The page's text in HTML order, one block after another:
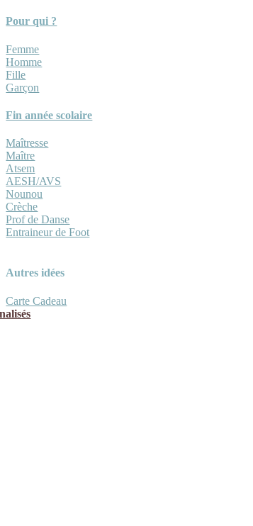
Pour qui ?
Femme
Homme
Fille
Garçon
Fin année scolaire
Maîtresse
Maître
Atsem
AESH/AVS
Nounou
Crèche
Prof de Danse
Entraineur de Foot
Autres idées
Carte Cadeau